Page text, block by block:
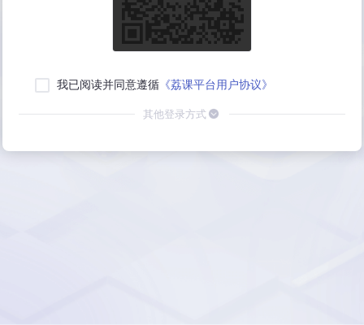
我已阅读并同意遵循 《荔课平台用户协议》
其他登录方式